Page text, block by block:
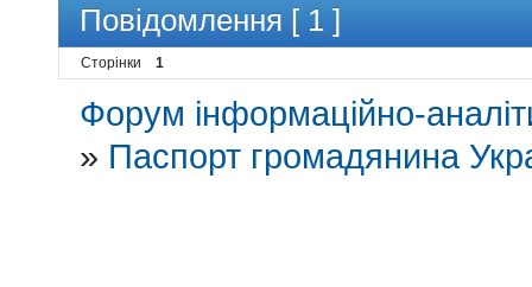
Повідомлення [ 1 ]
Сторінки 1
Форум інформаційно-
» Паспорт громадянина